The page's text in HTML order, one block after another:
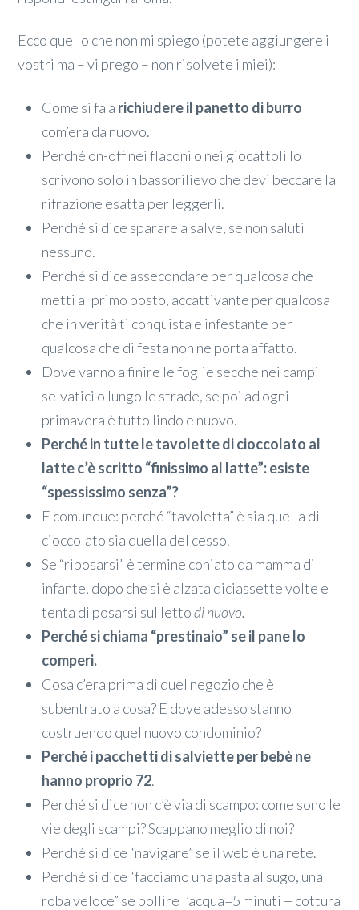
Ecco quello che non mi spiego (potete aggiungere i
vostri ma – vi prego – non risolvete i miei):
Come si fa a richiudere il panetto di burro
com’era da nuovo.
Perché on-off nei flaconi o nei giocattoli lo
scrivono solo in bassorilievo che devi beccare la
rifrazione esatta per leggerli.
Perché si dice sparare a salve, se non saluti
nessuno.
Perché si dice assecondare per qualcosa che
metti al primo posto, accattivante per qualcosa
che in verità ti conquista e infestante per
qualcosa che di festa non ne porta affatto.
Dove vanno a finire le foglie secche nei campi
selvatici o lungo le strade, se poi ad ogni
primavera è tutto lindo e nuovo.
Perché in tutte le tavolette di cioccolato al
latte c’è scritto “finissimo al latte”: esiste
“spessissimo senza”?
E comunque: perché “tavoletta” è sia quella di
cioccolato sia quella del cesso.
Se “riposarsi” è termine coniato da mamma di
infante, dopo che si è alzata diciassette volte e
tenta di posarsi sul lettodi nuovo.
Perché si chiama “prestinaio” se il pane lo
comperi.
Cosa c’era prima di quel negozio che è
subentrato a cosa? E dove adesso stanno
costruendo quel nuovo condominio?
Perché i pacchetti di salviette per bebè ne
hanno proprio 72.
Perché si dice non c’è via di scampo: come sono le
vie degli scampi? Scappano meglio di noi?
Perché si dice “navigare” se il web è una rete.
Perché si dice “facciamo una pasta al sugo, una
roba veloce” se bollire l’acqua=5 minuti + cottura